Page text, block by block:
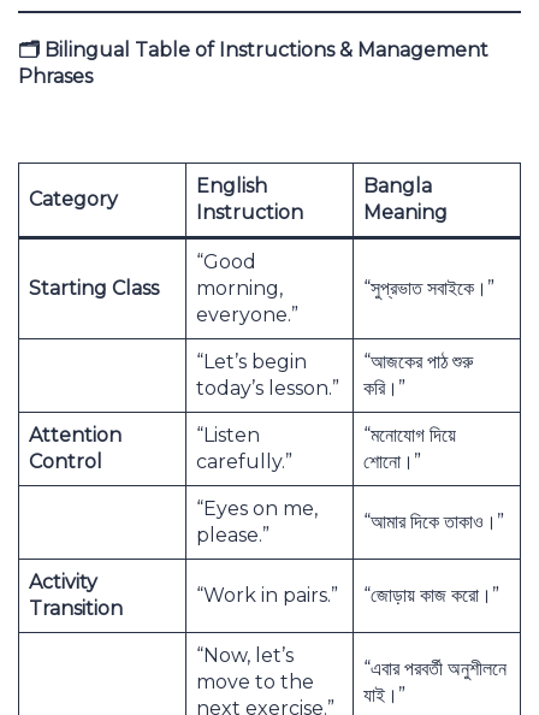
🗂️ Bilingual Table of Instructions & Management
Phrases
Category
English
Instruction
Bangla
Meaning
Starting Class
“Good
morning,
everyone.”
“সুপ্রভাত সবাইকে।”
“Let’s begin
today’s lesson.”
“আজকের পাঠ শুরু
করি।”
Attention
Control
“Listen
carefully.”
“মনোযোগ দিয়ে
শোনো।”
“Eyes on me,
please.”
“আমার দিকে তাকাও।”
Activity
Transition
“Work in pairs.” “জোড়ায় কাজ করো।”
“Now, let’s
move to the
next exercise.”
“এবার পরবর্তী অনুশীলনে
যাই।”